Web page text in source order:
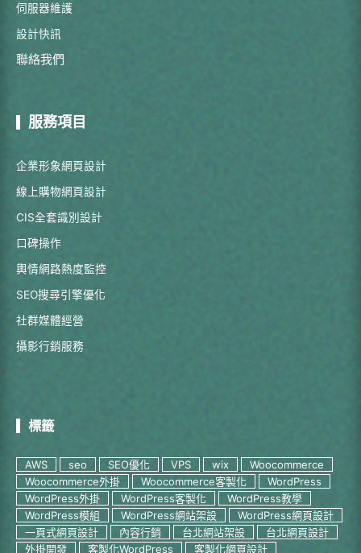
伺服器維護
設計快訊
聯絡我們
服務項目
企業形象網頁設計
線上購物網頁設計
CIS全套識別設計
口碑操作
輿情網路熱度監控
SEO搜尋引擎優化
社群媒體經營
攝影行銷服務
標籤
AWS seo SEO優化 VPS wix
Woocommerce
Woocommerce外掛
Woocommerce客製化
WordPress
WordPress外掛
WordPress客製化
WordPress教學
WordPress模組
WordPress網站架設
WordPress網頁設計
一頁式網頁設計
內容行銷 台北網站架設
台北網頁設計
外掛開發
客製化WordPress 客製化網頁設計